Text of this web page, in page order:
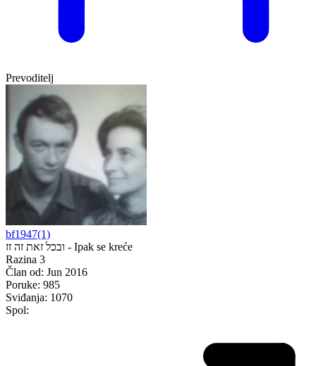
Prevoditelj
bf1947(1)
ובכל זאת זה זז - Ipak se kreće
Razina 3
Član od: Jun 2016
Poruke: 985
Sviđanja: 1070
Spol: